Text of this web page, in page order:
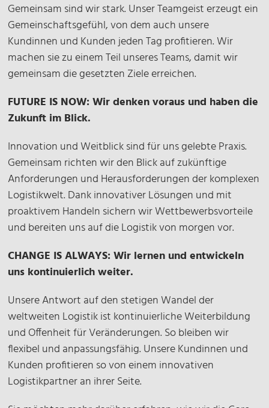
Gemeinsam sind wir stark. Unser Teamgeist erzeugt ein
Gemeinschaftsgefühl, von dem auch unsere
Kundinnen und Kunden jeden Tag profitieren. Wir
machen sie zu einem Teil unseres Teams, damit wir
gemeinsam die gesetzten Ziele erreichen.
FUTURE IS NOW: Wir denken voraus und haben die
Zukunft im Blick.
Innovation und Weitblick sind für uns gelebte Praxis.
Gemeinsam richten wir den Blick auf zukünftige
Anforderungen und Herausforderungen der komplexen
Logistikwelt. Dank innovativer Lösungen und mit
proaktivem Handeln sichern wir Wettbewerbsvorteile
und bereiten uns auf die Logistik von morgen vor.
CHANGE IS ALWAYS: Wir lernen und entwickeln
uns kontinuierlich weiter.
Unsere Antwort auf den stetigen Wandel der
weltweiten Logistik ist kontinuierliche Weiterbildung
und Offenheit für Veränderungen. So bleiben wir
flexibel und anpassungsfähig. Unsere Kundinnen und
Kunden profitieren so von einem innovativen
Logistikpartner an ihrer Seite.